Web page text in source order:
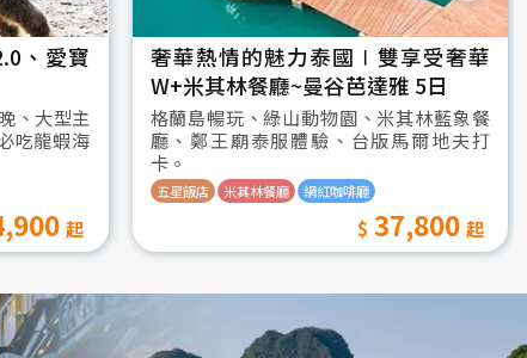
、愛寶
、大型主
吃龍蝦海
奢華熱情的魅力泰國∣雙享受奢華
W+米其林餐廳~曼谷芭達雅 5日
格蘭島暢玩、綠山動物園、米其林藍象餐
廳、鄭王廟泰服體驗、台版馬爾地夫打
卡。
五星飯店 米其林餐廳 網紅咖啡廳
37,800